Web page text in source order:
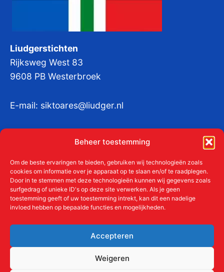
Beheer toestemming
Om de beste ervaringen te bieden, gebruiken wij technologieën zoals
cookies om informatie over je apparaat op te slaan en/of te raadplegen.
Door in te stemmen met deze technologieën kunnen wij gegevens zoals
surfgedrag of unieke ID's op deze site verwerken. Als je geen
toestemming geeft of uw toestemming intrekt, kan dit een nadelige
invloed hebben op bepaalde functies en mogelijkheden.
Accepteren
Weigeren
Liudgerstichten
Rijksweg West 83
9608 PB Westerbroek
E-mail: siktoares@liudger.nl
KvKnr:41011712
Meer over de Liudgerstichten
Aanmelden als donateur
ANBI